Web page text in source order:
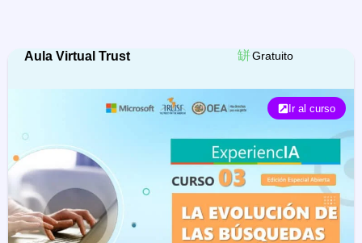
Aula Virtual Trust Gratuito
Ir al curso